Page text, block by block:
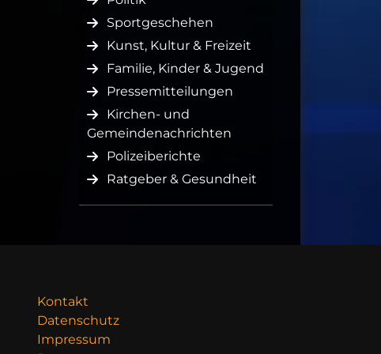
Sportgeschehen
Kunst, Kultur & Freizeit
Familie, Kinder & Jugend
Pressemitteilungen
Kirchen- und
Gemeindenachrichten
Polizeiberichte
Ratgeber & Gesundheit
Kontakt
Datenschutz
Impressum